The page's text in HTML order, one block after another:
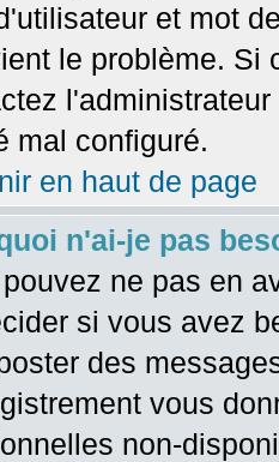
et mot
le problème. Si
mal configuré.
en haut de page
n'ai-je pas
ne pas en
si vous avez
des
vous
non-